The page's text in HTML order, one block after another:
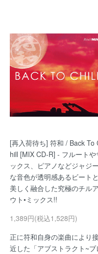
[再入荷待ち] 符和 / Back To
hill [MIX CD-R] - フルートや
ックス、ピアノなどジャジー
な音色が透明感あるビートと
美しく融合した究極のチルア
ウト•ミックス!!
1,389円(税込1,528円)
正に符和自身の楽曲により
近した「アブストラクト~ブ